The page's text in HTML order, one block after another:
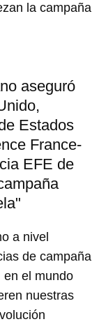
la campaña
aseguró
Estados
France-
EFE de
a nivel
de campaña
en el mundo
nuestras